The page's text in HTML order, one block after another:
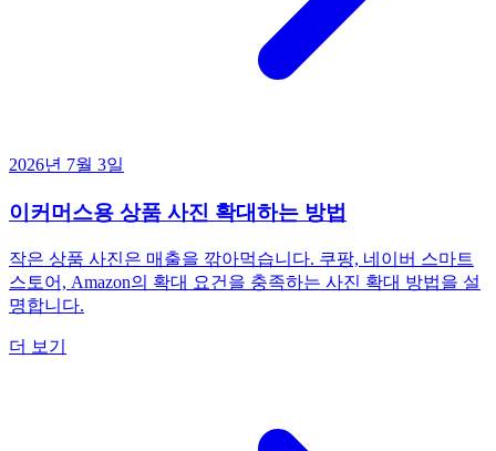
2026년 7월 3일
이커머스용 상품 사진 확대하는 방법
작은 상품 사진은 매출을 깎아먹습니다. 쿠팡, 네이버 스마트
스토어, Amazon의 확대 요건을 충족하는 사진 확대 방법을 설
명합니다.
더 보기